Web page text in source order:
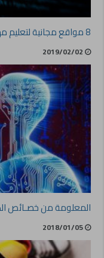
8 مواقع مجانية لتعليم مهارات البرمجة للأطفال
2019/02/02
المعلومة من خصـائص
2018/01/05